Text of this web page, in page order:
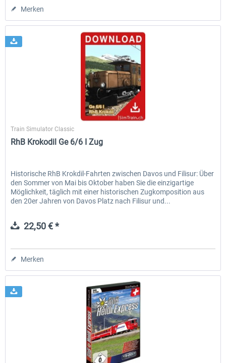
Merken
SimTrain
Train Simulator Classic
RhB Krokodil Ge 6/6 I Zug
Historische RhB Krokdil-Fahrten zwischen Davos und Filisur: Über
den Sommer von Mai bis Oktober haben Sie die einzigartige
Möglichkeit, täglich mit einer historischen Zugkomposition aus
den 20er Jahren von Davos Platz nach Filisur und...
22,50 € *
Merken